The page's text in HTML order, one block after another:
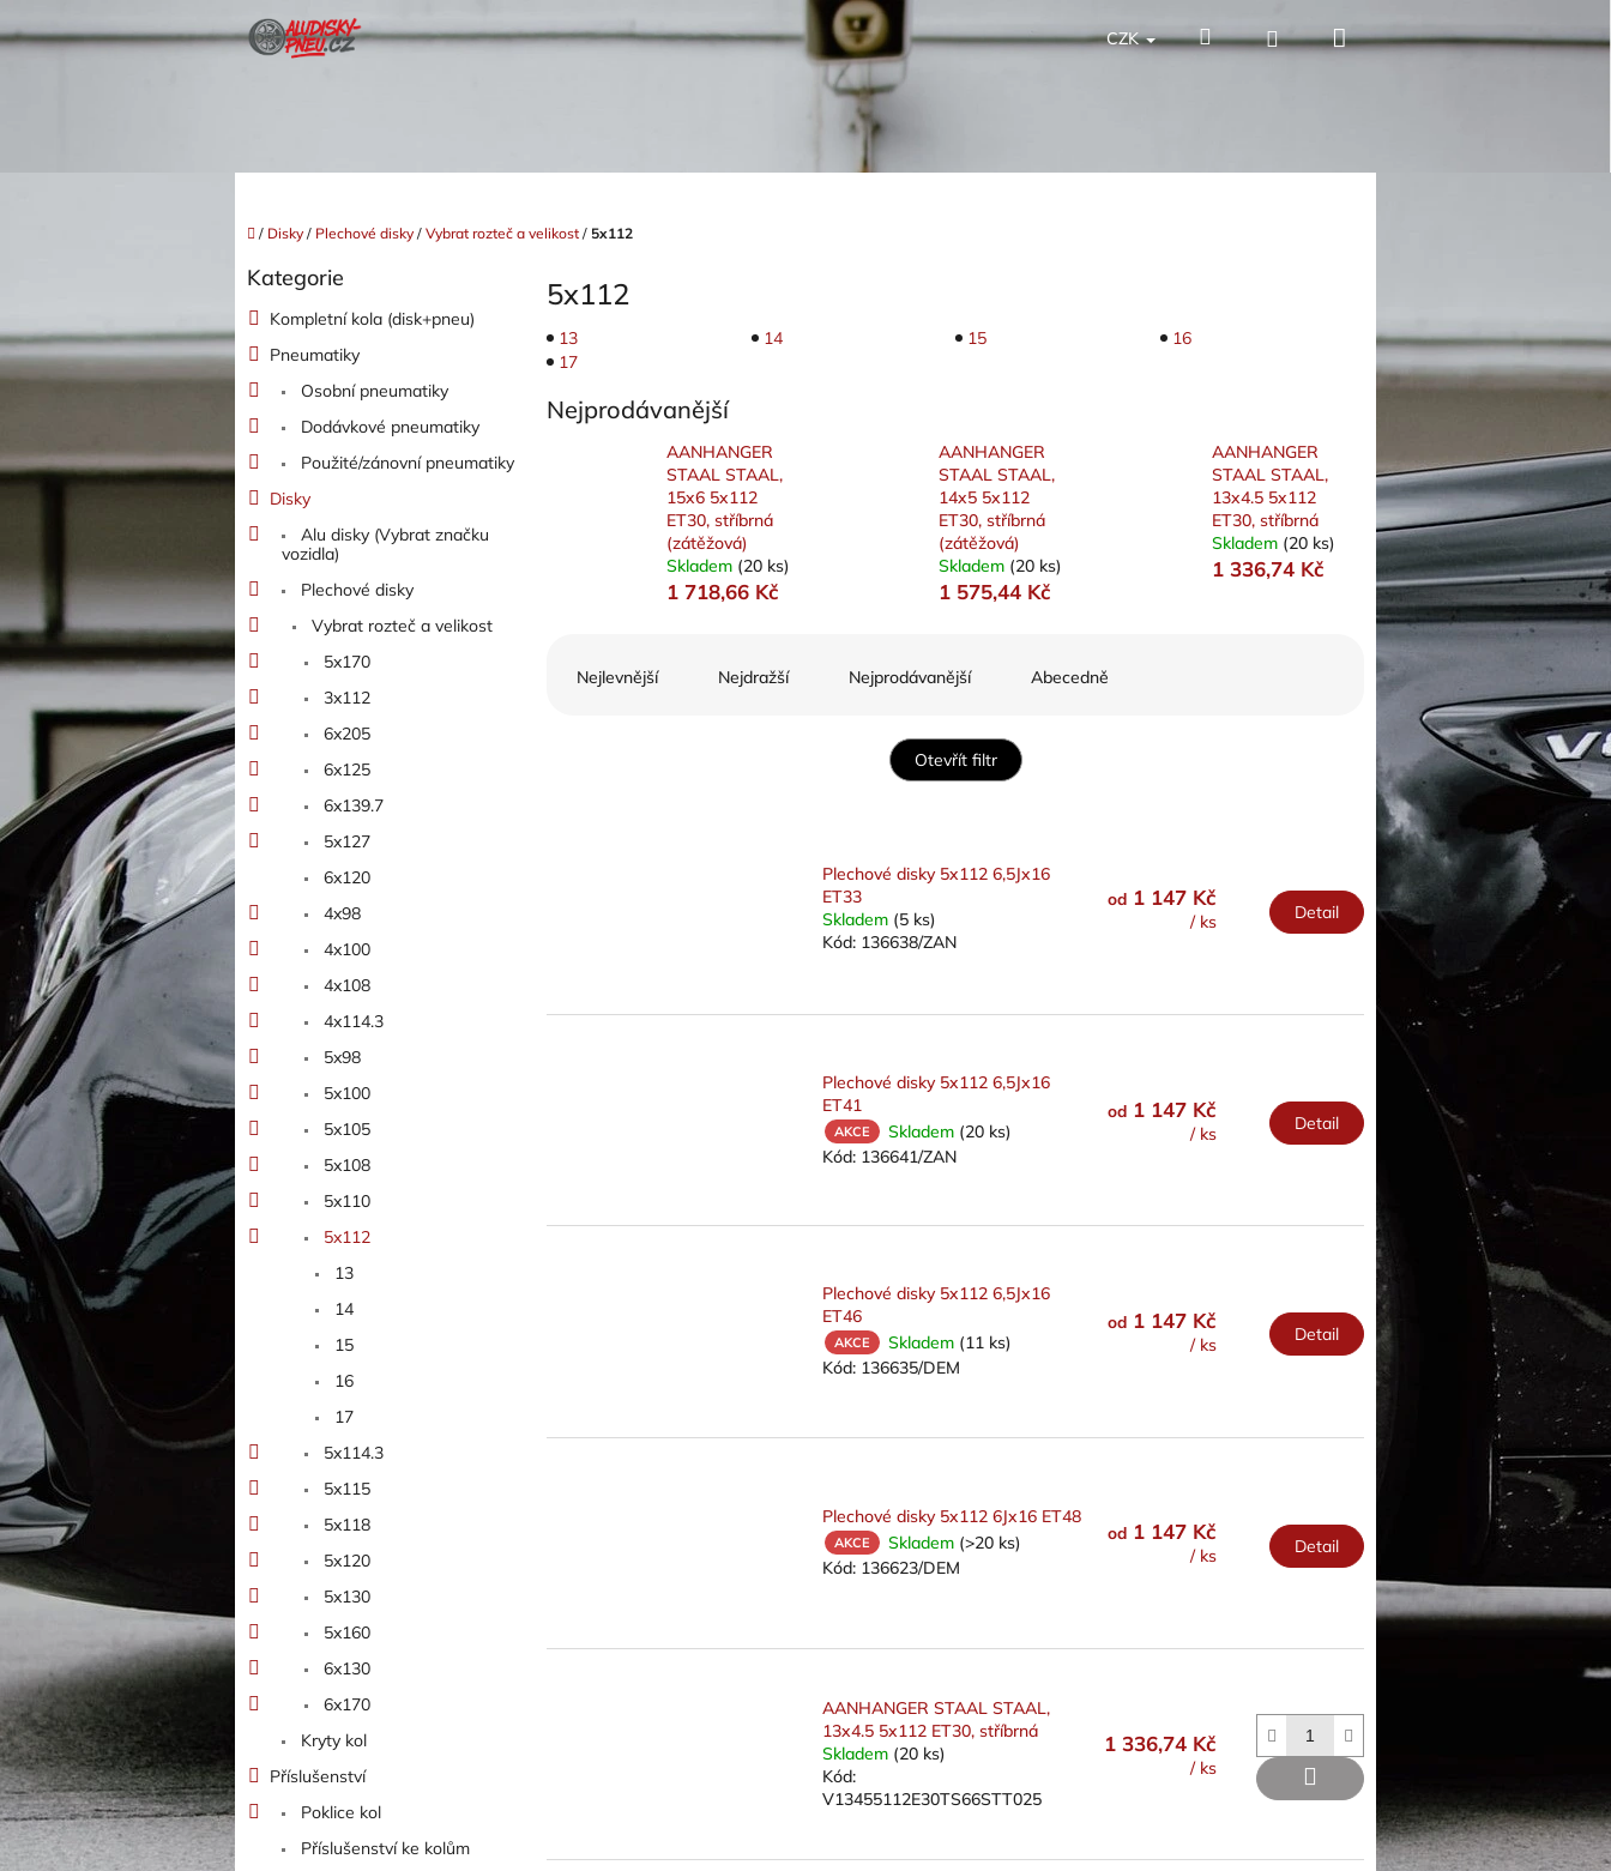
na
CZK HledatPřihlášeníNákupní
Domů
/ Disky / Plechové disky / Vybrat rozteč a velikost / 5x112
t
r
a
í
p
l
Přeskočit
Kategorie
Kompletní kola (disk+pneu)
Pneumatiky
Osobní pneumatiky
Dodávkové pneumatiky
Použité/zánovní pneumatiky
Disky
Alu disky (Vybrat značku
vozidla)
Plechové disky
Vybrat rozteč a velikost
5x170
3x112
6x205
6x125
6x139.7
5x127
6x120
4x98
4x100
4x108
4x114.3
5x98
5x100
5x105
5x108
5x110
5x112
13
14
15
16
17
5x114.3
5x115
5x118
5x120
5x130
5x160
6x130
6x170
Kryty kol
Příslušenství
Poklice kol
Příslušenství ke kolům
5x112
13 14 15
16
17
Nejprodávanější
AANHANGER
STAAL STAAL,
15x6 5x112
ET30, stříbrná
(zátěžová)
Skladem (20 ks)
1 718,66 Kč
AANHANGER
STAAL STAAL,
14x5 5x112
ET30, stříbrná
(zátěžová)
Skladem (20 ks)
1 575,44 Kč
AANHANGER
STAAL STAAL,
13x4.5 5x112
ET30, stříbrná
Skladem (20 ks)
1 336,74 Kč
Nejlevnější Nejdražší Nejprodávanější Abecedně
Otevřít filtr
Plechové disky 5x112 6,5Jx16
ET33
Skladem (5 ks)
Kód: 136638/ZAN
od 1 147 Kč
/ ks Detail
Plechové disky 5x112 6,5Jx16
ET41
AKCE Skladem (20 ks)
Kód: 136641/ZAN
od 1 147 Kč
/ ks Detail
Plechové disky 5x112 6,5Jx16
ET46
AKCE Skladem (11 ks)
Kód: 136635/DEM
od 1 147 Kč
/ ks Detail
Plechové disky 5x112 6Jx16 ET48
AKCE Skladem (>20 ks)
Kód: 136623/DEM
od 1 147 Kč
/ ks Detail
AANHANGER STAAL STAAL,
13x4.5 5x112 ET30, stříbrná
Skladem (20 ks)
Kód:
V13455112E30TS66STT025
1 336,74 Kč
/ ks